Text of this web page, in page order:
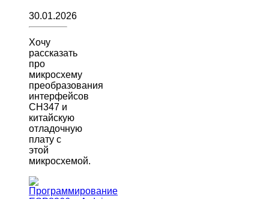
30.01.2026
Хочу
рассказать
про
микросхему
преобразования
интерфейсов
CH347 и
китайскую
отладочную
плату с
этой
микросхемой.